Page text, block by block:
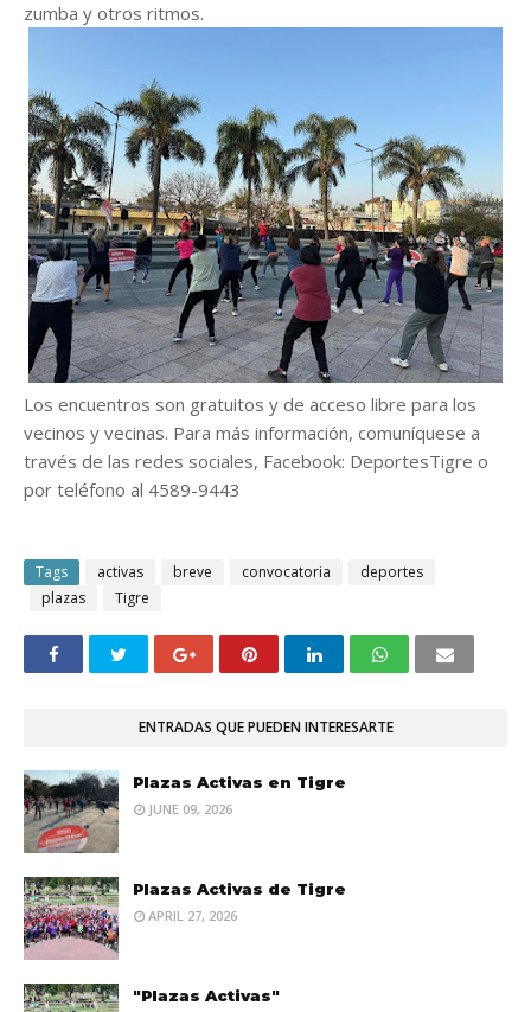
zumba y otros ritmos.
Los encuentros son gratuitos y de acceso libre para los
vecinos y vecinas. Para más información, comuníquese a
través de las redes sociales, Facebook: DeportesTigre o
por teléfono al 4589-9443
Tags activas breve convocatoria
deportes
plazas
Tigre
ENTRADAS QUE PUEDEN INTERESARTE
Plazas Activas en Tigre
JUNE 09, 2026
Plazas Activas de Tigre
APRIL 27, 2026
"Plazas Activas"